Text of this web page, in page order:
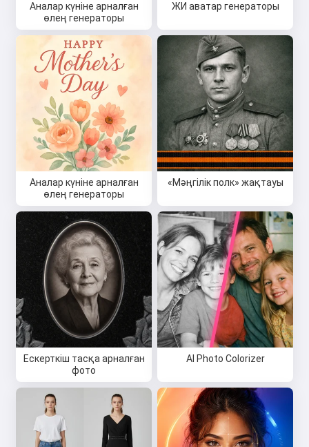
Аналар күніне арналған
өлең генераторы
ЖИ аватар генераторы
Аналар күніне арналған
өлең генераторы
«Мәңгілік полк» жақтауы
Ескерткіш тасқа арналған
фото
AI Photo Colorizer